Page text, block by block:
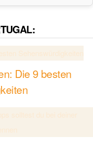
Die 9 besten